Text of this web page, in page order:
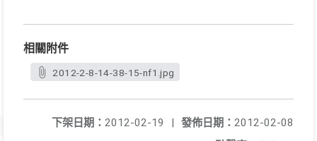
相關附件
2012-2-8-14-38-15-nf1.jpg
發佈日期： 2012-02-08
下架日期： 2012-02-19
|